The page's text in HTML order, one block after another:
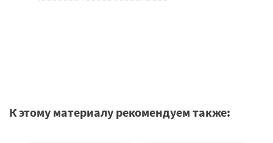
К этому материалу рекомендуем также: